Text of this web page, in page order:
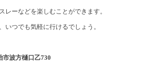
レーなどを楽しむことができます。
いつでも気軽に行けるでしょう。
市波方樋口乙730